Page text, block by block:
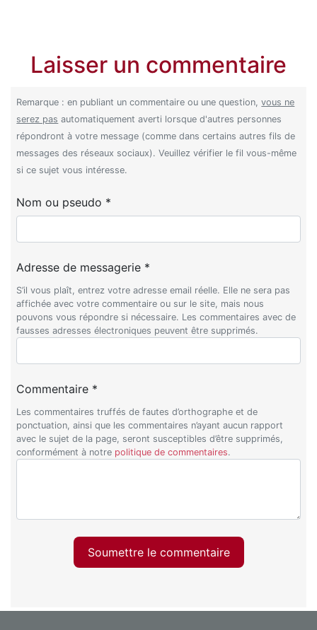
Laisser un commentaire
Remarque : en publiant un commentaire ou une question,vous ne
serez pas automatiquement averti lorsque d'autres personnes
répondront à votre message (comme dans certains autres fils de
messages des réseaux sociaux). Veuillez vérifier le fil vous-même
si ce sujet vous intéresse.
Nom ou pseudo *
Adresse de messagerie *
S’il vous plaît, entrez votre adresse email réelle. Elle ne sera pas
affichée avec votre commentaire ou sur le site, mais nous
pouvons vous répondre si nécessaire. Les commentaires avec de
fausses adresses électroniques peuvent être supprimés.
Commentaire *
Les commentaires truffés de fautes d’orthographe et de
ponctuation, ainsi que les commentaires n’ayant aucun rapport
avec le sujet de la page, seront susceptibles d’être supprimés,
conformément à notre politique de commentaires.
Soumettre le commentaire